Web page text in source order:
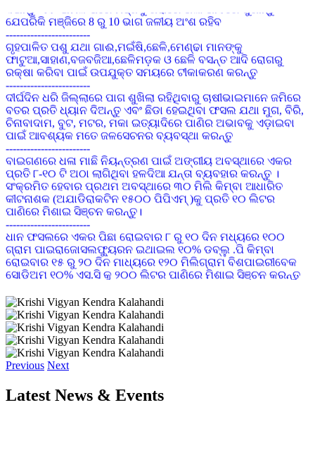
------------------------
ଗୃହପାଳିତ ପଶୁ ଯଥା ଗାଈ,ମଇଁଷି,ଛେଳି,ମେଣ୍ଢା ମାନଙ୍କୁ
ଫାଟୁଆ,ସାହାଣ,ବଜବଜିଆ,ଛେଳିମଡ଼କ ଓ ଛେଳି ବସନ୍ତ ଆଦି ରୋଗରୁ
ରକ୍ଷା କରିବା ପାଇଁ ଉପଯୁକ୍ତ ସମୟରେ ଟୀକାକରଣ କରନ୍ତୁ
------------------------
ଦୀର୍ଘଦିନ ଧରି ଜିଲ୍ଲାରେ ପାଗ ଶୁଖିଲା ରହିଥିବାରୁ ଚାଷୀଭାଇମାନେ ଜମିରେ
ବତର ପ୍ରତି ଧ୍ୟାନ ଦିଅନ୍ତୁ ଏବଂ ଛିଡା ହେଇଥିବା ଫସଲ ଯଥା ମୁଗ, ବିରି,
ଚିନାବାଦାମ, ବୁଟ, ମଟର, ମକା ଇତ୍ୟାଦିରେ ପାଣିର ଅଭାବକୁ ଏଡ଼ାଇବା
ପାଇଁ ଆବଶ୍ୟକ ମତେ ଜଳସେଚନର ବ୍ୟବସ୍ଥା କରନ୍ତୁ
------------------------
ବାଇଗଣରେ ଧଳା ମାଛି ନିୟନ୍ତ୍ରଣ ପାଇଁ ଅଙ୍ଗୀୟ ଅବସ୍ଥାରେ ଏକର
ପ୍ରତି ୮-୧୦ ଟି ଅଠା ଲାଗିଥିବା ହଳଦିଆ ଯନ୍ତା ବ୍ୟବହାର କରନ୍ତୁ ।
ସଂକ୍ରମିତ ହେବାର ପ୍ରଥମ ଅବସ୍ଥାରେ ୩୦ ମିଲି କିମ୍ବା ଆଧାରିତ
କୀଟନାଶକ (ଅଯାଡିରାକଟିନ ୧୫୦୦ ପିପିଏମ୍ )କୁ ପ୍ରତି ୧୦ ଲିଟର
ପାଣିରେ ମିଶାଇ ସିଞ୍ଚନ କରନ୍ତୁ।
------------------------
ଧାନ ଫସଲରେ ଏକର ପିଛା ରୋଇବାର ୮ ରୁ ୧୦ ଦିନ ମଧ୍ୟରେ ୧୦୦
ଗ୍ରାମ ପାଇରାଜୋସଲଫ୍ୟୁରନ ଇଥାଇଲ ୧୦% ଡବ୍ଲୁ .ପି କିମ୍ବା
ରୋଇବାର ୧୫ ରୁ ୨୦ ଦିନ ମାଧ୍ୟରେ ୧୨୦ ମିଲିଗ୍ରାମ ବିଶପାଇରୀବେକ
ସୋଡିଅମ ୧୦% ଏସ.ସି କୁ ୨୦୦ ଲିଟର ପାଣିରେ ମିଶାଇ ସିଞ୍ଚନ କରନ୍ତୁ
------------------------
ୟୁରିଆ ସାରାକୁ ବୁଣିବାର ୨୦ ରୁ ୨୫ ଦିନ ମଧ୍ୟରେ ପ୍ରୟୋଗ କରନ୍ତୁ ।
ରୁଆ ଧାନ କ୍ଷେତ୍ରରେ ଶେଷ ଥର କାଦୁଅ କରିବା ସମୟରେ ମୂଳ ସାର
ଭାବେ ଏକର ପିଛା ଡି.ଏ.ପି ୪୪ କି.ଗ୍ରା ଓ ୨୨ କି.ଗ୍ରା. ଏମ.ଓ.ପି ସାର
ପ୍ରୟୋଗ କରନ୍ତୁ ଏବଂ ରୋଇବାର ୨୦ ରୁ ୨୫ ଦିନ ମଧ୍ୟରେ ୩୫ କି.ଗ୍ରା.
ୟୁରିଆ ସାରକୁ ପ୍ରଥମ କିସ୍ତି ସାର ହିସାବରେ ପ୍ରୟୋଗ କରନ୍ତୁ ।
------------------------
ଡାଲିଜାତୀୟ ଫସଲରେ ପତ୍ର ହଳଦିଆ ରୋଗ(YMV)ଦେଖାଦେଲେ
ମିଶାଇ ସିଞ୍ଚନ କରନ୍ତୁ
Previous Next
Latest News & Events